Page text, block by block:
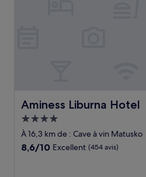
Aminess Liburna Hotel
Aminess Liburna Hotel
Hébergement
4.0 étoiles
À 16,3 km de : Cave à vin Matusko
8.6
8,6/10 Excellent (454 avis)